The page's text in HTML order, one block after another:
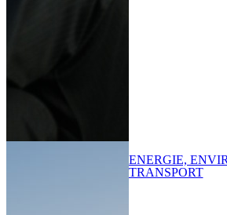
ENERGIE,
TRANSPORT